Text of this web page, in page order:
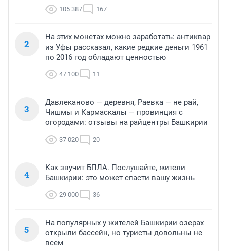
105 387 167
2
На этих монетах можно заработать: антиквар
из Уфы рассказал, какие редкие деньги 1961
по 2016 год обладают ценностью
47 100 11
3
Давлеканово — деревня, Раевка — не рай,
Чишмы и Кармаскалы — провинция с
огородами: отзывы на райцентры Башкирии
37 020 20
4
Как звучит БПЛА. Послушайте, жители
Башкирии: это может спасти вашу жизнь
29 000 36
5
На популярных у жителей Башкирии озерах
открыли бассейн, но туристы довольны не
всем